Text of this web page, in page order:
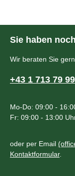
Sie haben
Wir beraten Sie
+43 1 713 79 99
Mo-Do: 09:00 -
Fr: 09:00 - 13:00
oder per Email
Kontaktformular.